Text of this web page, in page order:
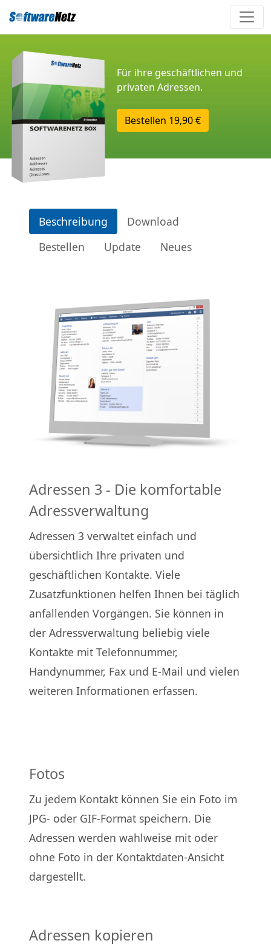
Für ihre geschäftlichen und
privaten Adressen.
Bestellen 19,90 €
Beschreibung
Download
Bestellen
Update Neues
Adressen 3 - Die komfortable
Adressverwaltung
Adressen 3 verwaltet einfach und
übersichtlich Ihre privaten und
geschäftlichen Kontakte. Viele
Zusatzfunktionen helfen Ihnen bei täglich
anfallenden Vorgängen. Sie können in
der Adressverwaltung beliebig viele
Kontakte mit Telefonnummer,
Handynummer, Fax und E-Mail und vielen
weiteren Informationen erfassen.
Fotos
Zu jedem Kontakt können Sie ein Foto im
JPG- oder GIF-Format speichern. Die
Adressen werden wahlweise mit oder
ohne Foto in der Kontaktdaten-Ansicht
dargestellt.
Adressen kopieren